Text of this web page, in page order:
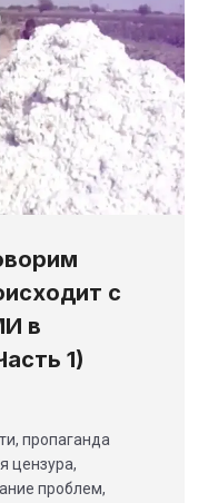
с
в
1)
пропаганда
цензура,
проблем,